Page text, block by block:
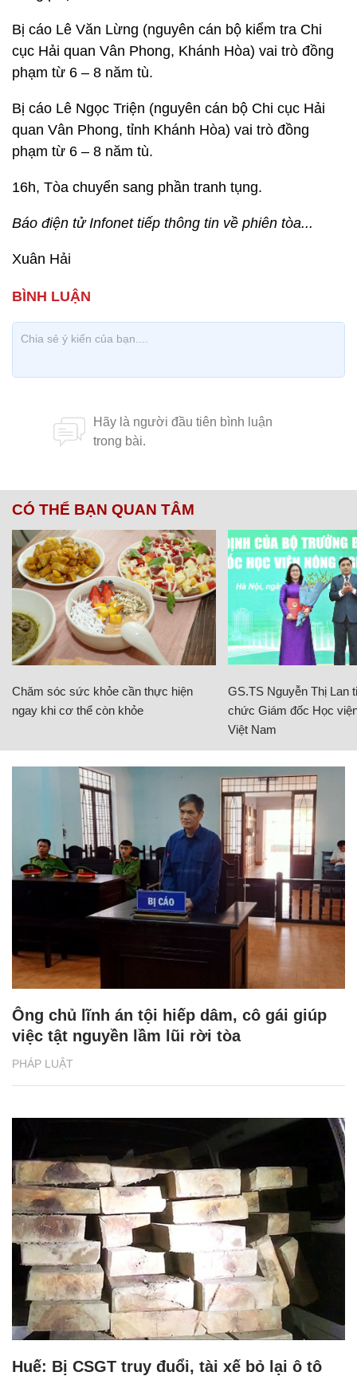
Bị cáo Lê Văn Lừng (nguyên cán bộ kiểm tra Chi
cục Hải quan Vân Phong, Khánh Hòa) vai trò đồng
phạm từ 6 – 8 năm tù.
Bị cáo Lê Ngọc Triện (nguyên cán bộ Chi cục Hải
quan Vân Phong, tỉnh Khánh Hòa) vai trò đồng
phạm từ 6 – 8 năm tù.
16h, Tòa chuyển sang phần tranh tụng.
Báo điện tử Infonet tiếp thông tin về phiên tòa...
Xuân Hải
CÓ THỂ BẠN QUAN TÂM
Chăm sóc sức khỏe cần thực hiện
ngay khi cơ thể còn khỏe
GS.TS Nguyễn Thị Lan
chức Giám đốc Học
Việt Nam
PHÁP LUẬT
Ông chủ lĩnh án tội hiếp dâm, cô gái giúp
việc tật nguyền lầm lũi rời tòa
Huế: Bị CSGT truy đuổi, tài xế bỏ lại ô tô